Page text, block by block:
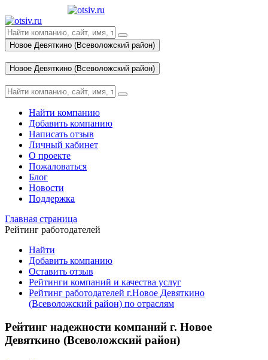
Новое Девяткино (Всеволожский район)
Новое Девяткино (Всеволожский район)
Найти компанию
Добавить компанию
Написать отзыв
Личный кабинет
О проекте
Пожаловаться
Блог
Новости
Поддержка
Главная страница
Рейтинг работодателей
Найти
Добавить компанию
Оставить отзыв
Рейтинги компаний и качества услуг
Рейтинг работодателей г.Новое Девяткино
(Всеволожский район) по отраслям
Рейтинг надежности компаний г. Новое
Девяткино (Всеволожский район)